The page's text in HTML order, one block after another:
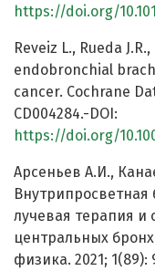
https://doi.org/
Reveiz L., Rueda
endobronchial
cancer. Cochrane
CD004284.-DOI:
https://doi.org/
Арсеньев А.И.,
Внутрипросветная
лучевая терапия и
центральных
физика. 2021; 1(89):